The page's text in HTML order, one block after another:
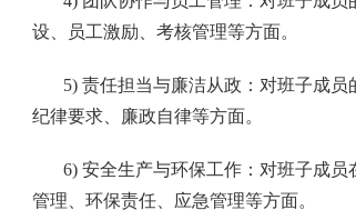
设、员工激励、考核管理等方面。
5) 责任担当与廉洁从政：对班子成员
纪律要求、廉政自律等方面。
6) 安全生产与环保工作：对班子成
管理、环保责任、应急管理等方面。